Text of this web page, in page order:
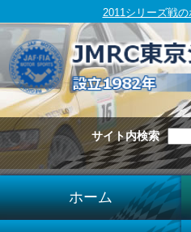
2011シリーズ戦
サイト内検索
ホーム